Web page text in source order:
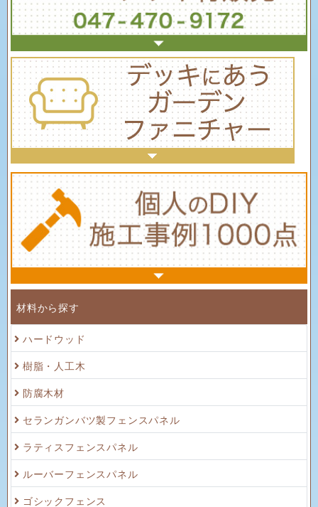
材料から探す
ハードウッド
樹脂・人工木
防腐木材
セランガンバツ製フェンスパネル
ラティスフェンスパネル
ルーバーフェンスパネル
ゴシックフェンス